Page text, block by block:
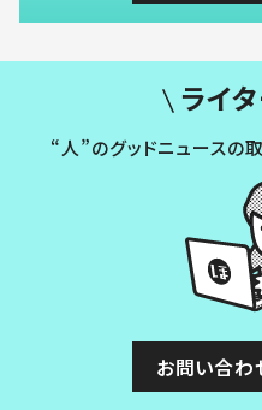
ライ
“人”のグッドニュースの
お問い合わ